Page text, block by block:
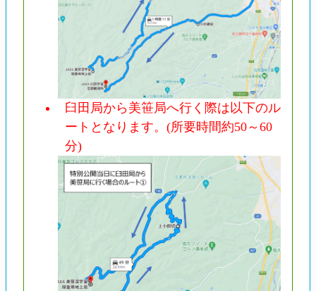
臼田局から美笹局へ行く際は以下のル
ートとなります。(所要時間約50～60
分)